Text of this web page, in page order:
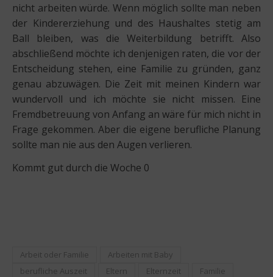
nicht arbeiten würde. Wenn möglich sollte man neben
der Kindererziehung und des Haushaltes stetig am
Ball bleiben, was die Weiterbildung betrifft. Also
abschließend möchte ich denjenigen raten, die vor der
Entscheidung stehen, eine Familie zu gründen, ganz
genau abzuwägen. Die Zeit mit meinen Kindern war
wundervoll und ich möchte sie nicht missen. Eine
Fremdbetreuung von Anfang an wäre für mich nicht in
Frage gekommen. Aber die eigene berufliche Planung
sollte man nie aus den Augen verlieren.
Kommt gut durch die Woche 0
Arbeit oder Familie
Arbeiten mit Baby
berufliche Auszeit
Eltern Elternzeit
Familie